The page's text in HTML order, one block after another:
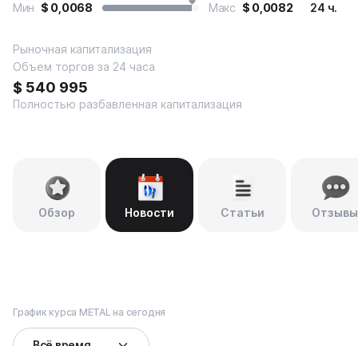
Мин $ 0,0068 Макс $ 0,0082 24 ч.
Рыночная капитализация
Объем торгов за 24 часа
$ 540 995
Полностью разбавленная капитализация
Обзор Новости Статьи Отзывы
График курса METAL на сегодня